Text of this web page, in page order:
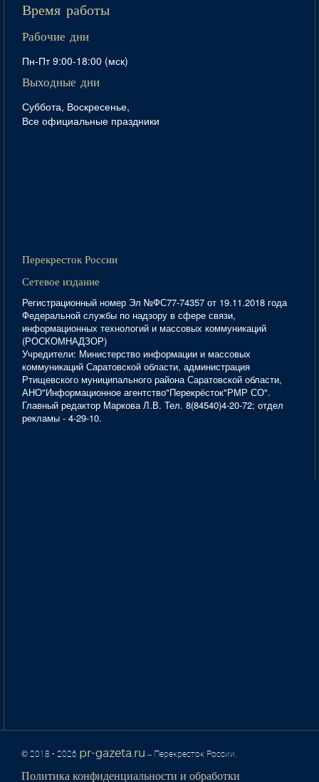
Время работы
Рабочие дни
Пн-Пт 9:00-18:00 (мск)
Выходные дни
Суббота, Воскресенье,
Все официальные праздники
Перекресток России
Сетевое издание
Регистрационный номер Эл №ФС77-74357 от 19.11.2018 года
Федеральной службы по надзору в сфере связи,
информационных технологий и массовых коммуникаций
(РОСКОМНАДЗОР)
Учредители: Министерство информации и массовых
коммуникаций Саратовской области, администрация
Ртищевского муниципального района Саратовской области,
АНО"Информационное агентство"Перекрёсток"РМР СО".
Главный редактор Маркова Л.В. Тел. 8(84540)4-20-72; отдел
рекламы - 4-29-10.
© 2018 - 2026 pr-gazeta.ru – Перекресток России.
Политика конфиденциальности и обработки